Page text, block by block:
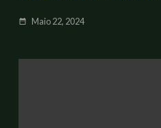
date_range Maio 22, 2024